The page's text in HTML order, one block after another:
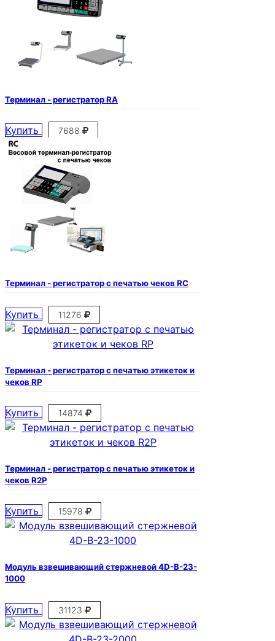
Терминал - регистратор RA
Купить 7688
Терминал - регистратор с печатью чеков RC
Купить 11276
Терминал - регистратор с печатью этикеток и
чеков RP
Купить 14874
Терминал - регистратор с печатью этикеток и
чеков R2P
Купить 15978
Модуль взвешивающий стержневой 4D-B-23-
1000
Купить 31123